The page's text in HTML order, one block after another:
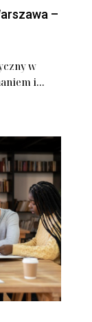
–
w
i...